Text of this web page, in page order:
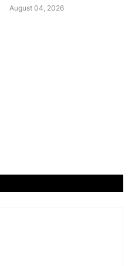
August 04, 2026